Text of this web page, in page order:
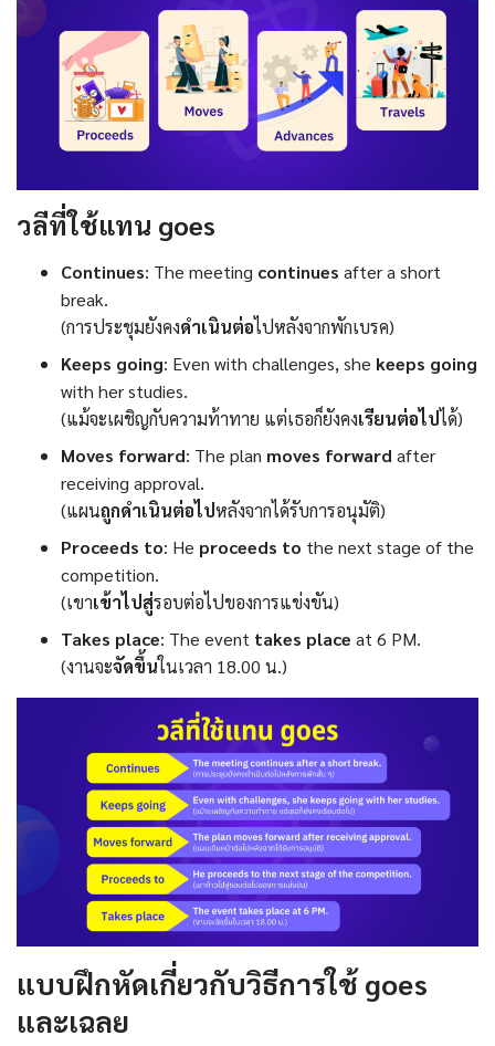
วลีที่ใช้แทน goes
Continues: The meeting continues after a short
break.
(การประชุมยังคงดำเนินต่อไปหลังจากพักเบรค)
Keeps going: Even with challenges, she keeps going
with her studies.
(แม้จะเผชิญกับความท้าทาย แต่เธอก็ยังคงเรียนต่อไปได้)
Moves forward: The plan moves forward after
receiving approval.
(แผนถูกดําเนินต่อไปหลังจากได้รับการอนุมัติ)
Proceeds to: He proceeds to the next stage of the
competition.
(เขาเข้าไปสู่รอบต่อไปของการแข่งขัน)
Takes place: The event takes place at 6 PM.
(งานจะจัดขึ้นในเวลา 18.00 น.)
แบบฝึกหัดเกี่ยวกับวิธีการใช้ goes
และเฉลย